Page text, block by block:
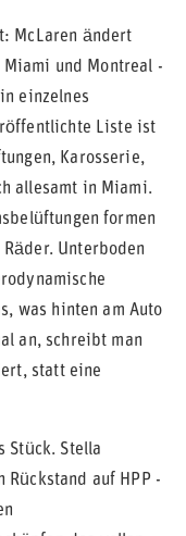
McLaren ändert
Miami und Montreal -
einzelnes
Liste ist
Karosserie,
allesamt in Miami.
formen
Unterboden
was hinten am Auto
an, schreibt man
statt eine
Stück. Stella
auf HPP -